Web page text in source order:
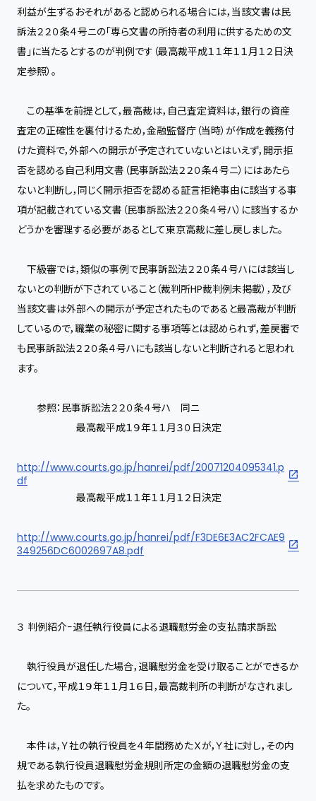
利益が生ずるおそれがあると認められる場合には，当該文書は民
訴法２２０条４号ニの「専ら文書の所持者の利用に供するための文
書」に当たるとするのが判例です（最高裁平成１１年１１月１２日決
定参照）。
この基準を前提として，最高裁は，自己査定資料は，銀行の資産
査定の正確性を裏付けるため，金融監督庁（当時）が作成を義務付
けた資料で，外部への開示が予定されていないとはいえず，開示拒
否を認める自己利用文書（民事訴訟法２２０条４号ニ）にはあたら
ないと判断し，同じく開示拒否を認める証言拒絶事由に該当する事
項が記載されている文書（民事訴訟法２２０条４号ハ）に該当するか
どうかを審理する必要があるとして東京高裁に差し戻しました。
下級審では，類似の事例で民事訴訟法２２０条４号ハには該当し
ないとの判断が下されていること（裁判所HP裁判例未掲載），及び
当該文書は外部への開示が予定されたものであると最高裁が判断
しているので，職業の秘密に関する事項等とは認められず，差戻審で
も民事訴訟法２２０条４号ハにも該当しないと判断されると思われ
ます。
参照：民事訴訟法２２０条４号ハ 同ニ
最高裁平成１９年１１月３０日決定
http://www.courts.go.jp/hanrei/pdf/20071204095341.p
df
最高裁平成１１年１１月１２日決定
http://www.courts.go.jp/hanrei/pdf/F3DE6E3AC2FCAE9
349256DC6002697A8.pdf
３ 判例紹介−退任執行役員による退職慰労金の支払請求訴訟
執行役員が退任した場合，退職慰労金を受け取ることができるか
について，平成１９年１１月１６日，最高裁判所の判断がなされまし
た。
本件は，Ｙ社の執行役員を４年間務めたＸが，Ｙ社に対し，その内
規である執行役員退職慰労金規則所定の金額の退職慰労金の支
払を求めたものです。